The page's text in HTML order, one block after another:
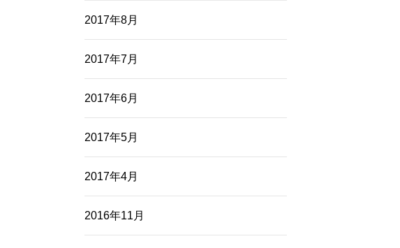
2017年8月
2017年7月
2017年6月
2017年5月
2017年4月
2016年11月